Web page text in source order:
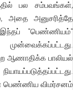
பல சம்பவங்கள்,
அதை அனுசரித்தே
இந்தப் "பெண்ணியம்"
ஆணாதிக்க பாலியல்
விமர்சனம்